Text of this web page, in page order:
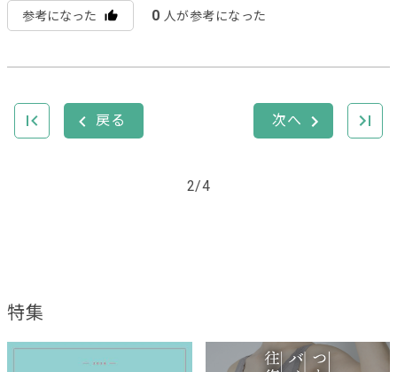
参考になった 0 人が参考になった
2/4
特集